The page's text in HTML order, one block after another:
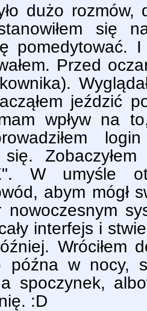
dużo
się
pomedytować.
Przed
jeździć
wpływ na
się.
W umyśle
abym mógł
interfejs i
Wróciłem
późna w nocy,
spoczynek,
:D